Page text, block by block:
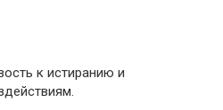
к истиранию и